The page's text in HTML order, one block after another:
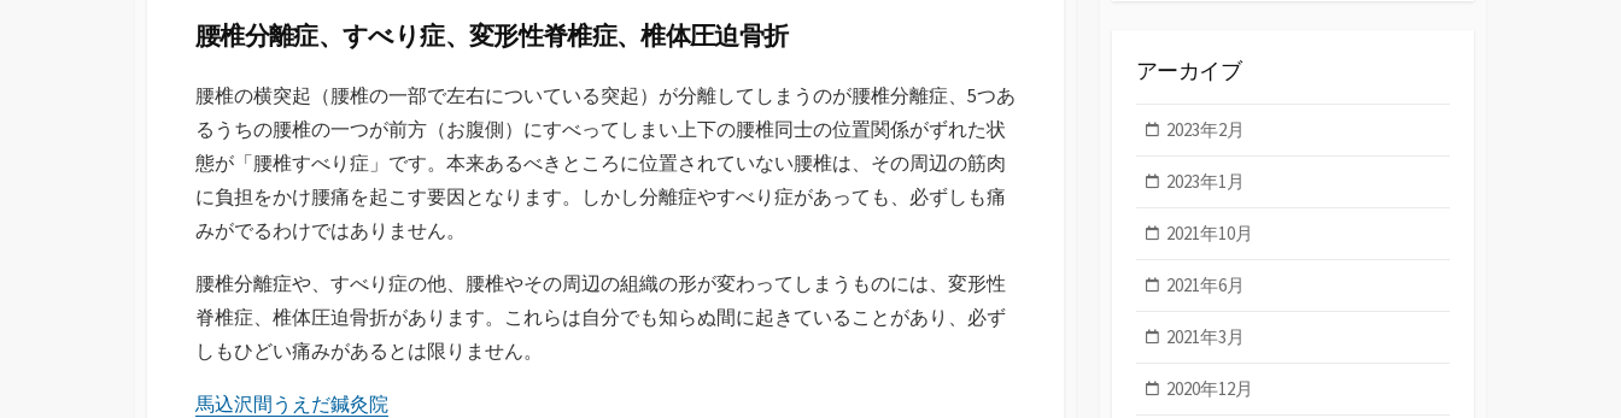
腰椎分離症、すべり症、変形性脊椎症、椎体圧迫骨折
腰椎の横突起（腰椎の一部で左右についている突起）が分離してしまうのが腰椎分離症、5つあ
るうちの腰椎の一つが前方（お腹側）にすべってしまい上下の腰椎同士の位置関係がずれた状
態が「腰椎すべり症」です。本来あるべきところに位置されていない腰椎は、その周辺の筋肉
に負担をかけ腰痛を起こす要因となります。しかし分離症やすべり症があっても、必ずしも痛
みがでるわけではありません。
腰椎分離症や、すべり症の他、腰椎やその周辺の組織の形が変わってしまうものには、変形性
脊椎症、椎体圧迫骨折があります。これらは自分でも知らぬ間に起きていることがあり、必ず
しもひどい痛みがあるとは限りません。
馬込沢間うえだ鍼灸院
アーカイブ
2023年2月
2023年1月
2021年10月
2021年6月
2021年3月
2020年12月